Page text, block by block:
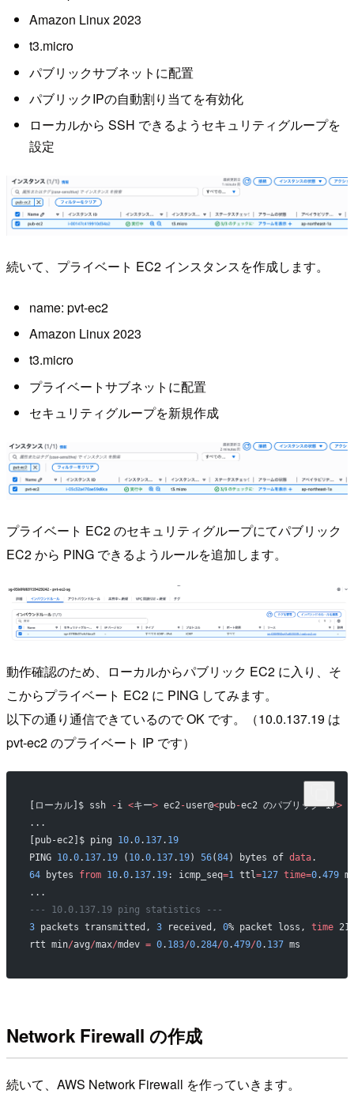
Amazon Linux 2023
t3.micro
パブリックサブネットに配置
パブリックIPの自動割り当てを有効化
ローカルから SSH できるようセキュリティグループを
設定
続いて、プライベート EC2 インスタンスを作成します。
name: pvt-ec2
Amazon Linux 2023
t3.micro
プライベートサブネットに配置
セキュリティグループを新規作成
プライベート EC2 のセキュリティグループにてパブリック
EC2 から PING できるようルールを追加します。
動作確認のため、ローカルからパブリック EC2 に入り、そ
こからプライベート EC2 に PING してみます。
以下の通り通信できているので OK です。（10.0.137.19 は
pvt-ec2 のプライベート IP です）
[ローカル]$ ssh -i <キー> ec2 -user@<pub-ec2 のパブリック IP>
...
[pub-ec2]$ ping 10.0. 137. 19
PING 10.0. 137. 19 ( 10.0. 137. 19) 56(84) bytes of data.
64 bytes from 10.0. 137. 19: icmp_seq=1 ttl =127 time=0.479
...
--- 10.0.137.19 ping statistics ---
3 packets transmitted, 3 received, 0% packet loss, time
rtt min/avg/max/mdev = 0. 183/0. 284/0.479/0. 137 ms
Network Firewall の作成
続いて、AWS Network Firewall を作っていきます。